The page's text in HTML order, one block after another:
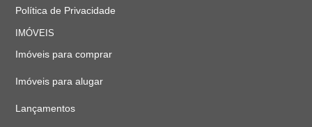
Política de Privacidade
IMÓVEIS
Imóveis para comprar
Imóveis para alugar
Lançamentos